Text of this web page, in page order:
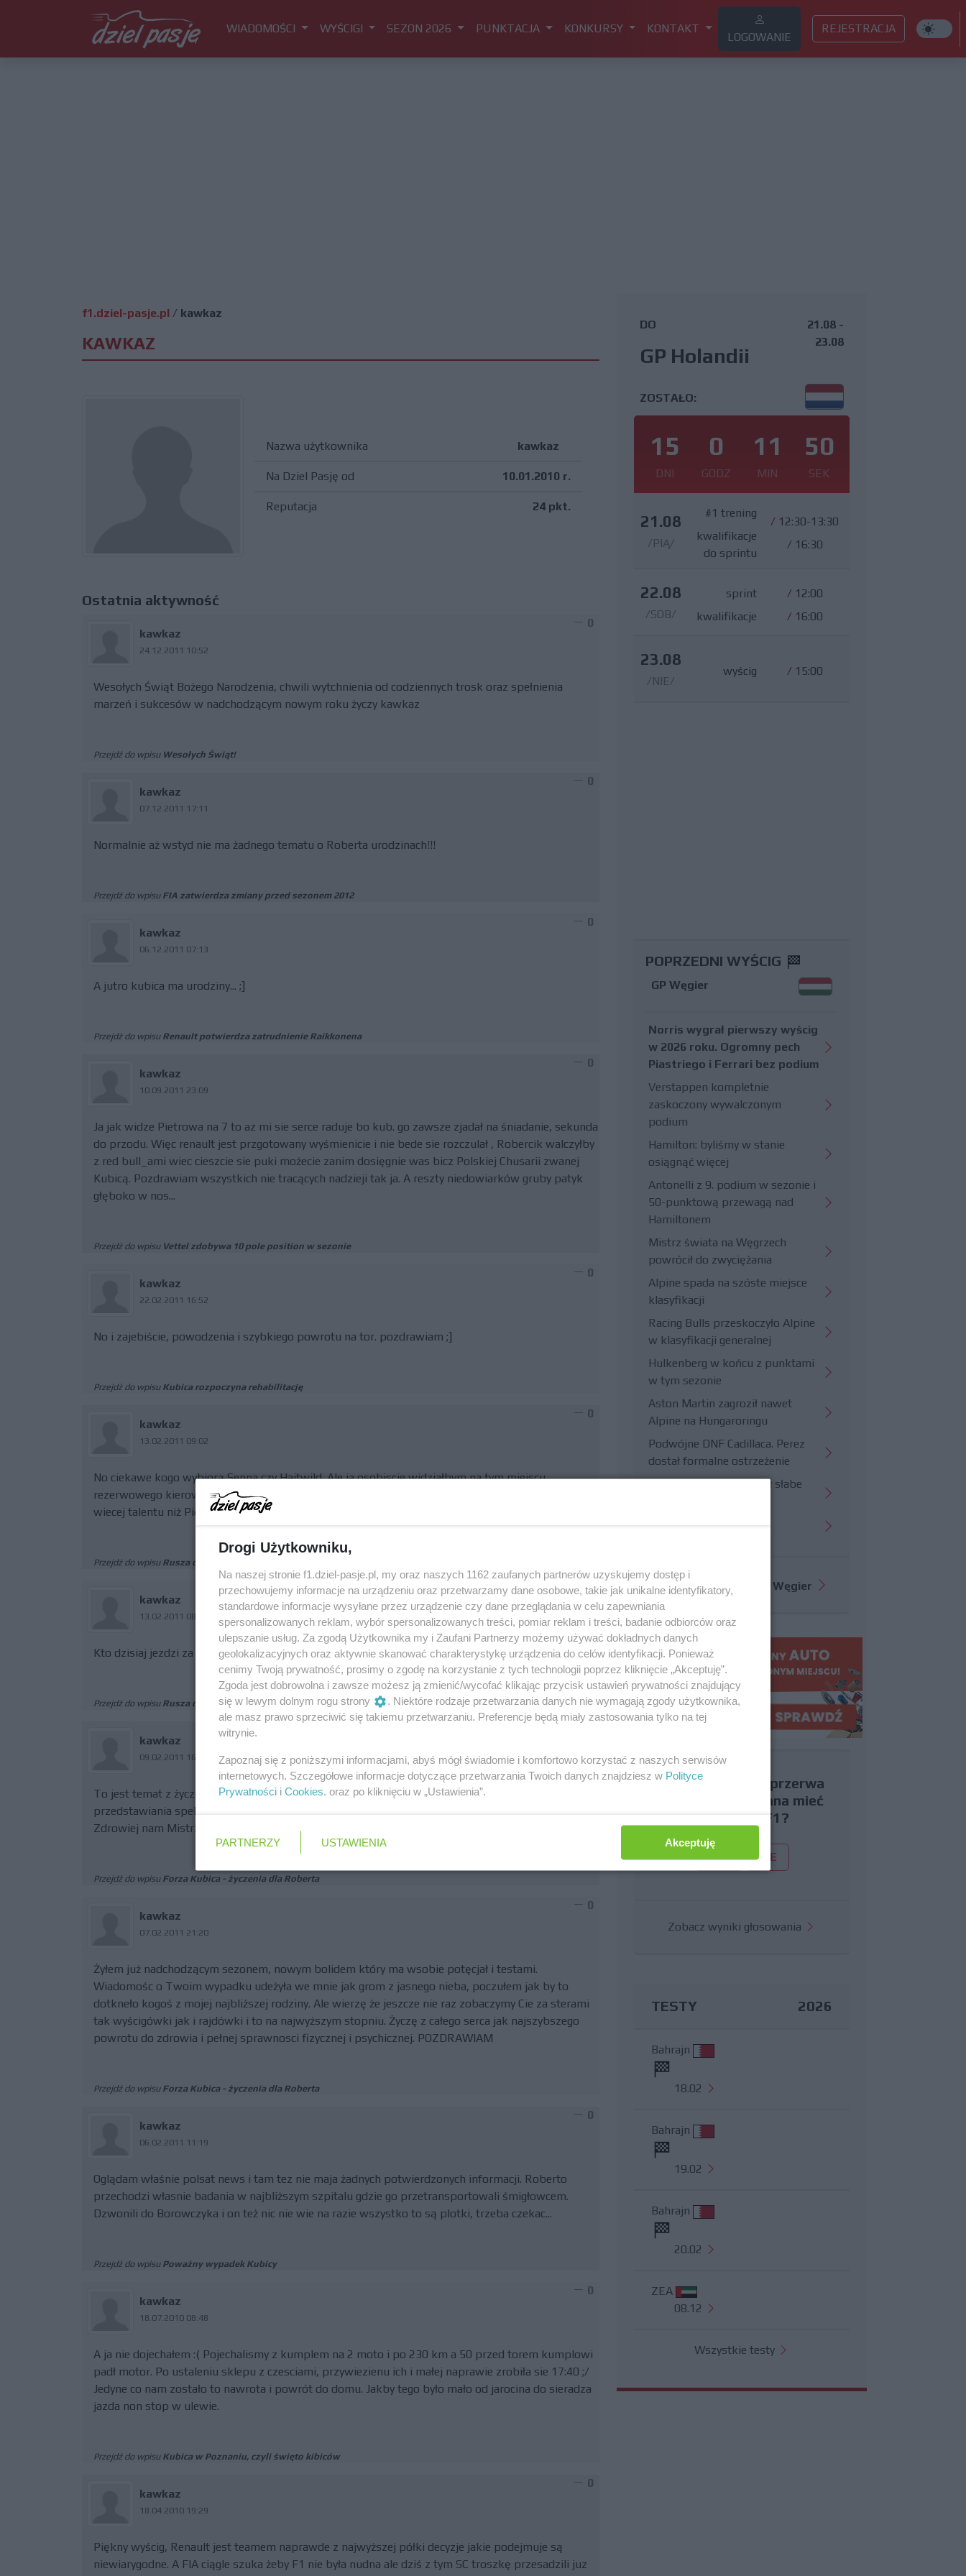
WIADOMOŚCI WYŚCIGI SEZON 2026 PUNKTACJA KONKURSY KONTAKT
LOGOWANIE
REJESTRACJA
f1.dziel-pasje.pl / kawkaz
KAWKAZ
Nazwa użytkownika kawkaz
Na Dziel Pasję od 10.01.2010 r.
Reputacja 24 pkt.
Ostatnia aktywność
kawkaz
24.12.2011 10:52
0
Wesołych Świąt Bożego Narodzenia, chwili wytchnienia od codziennych trosk oraz spełnienia
marzeń i sukcesów w nadchodzącym nowym roku życzy kawkaz
Przejdź do wpisu Wesołych Świąt!
kawkaz
07.12.2011 17:11
0
Normalnie aż wstyd nie ma żadnego tematu o Roberta urodzinach!!!
Przejdź do wpisu FIA zatwierdza zmiany przed sezonem 2012
kawkaz
06.12.2011 07:13
0
A jutro kubica ma urodziny... ;]
Przejdź do wpisu Renault potwierdza zatrudnienie Raikkonena
kawkaz
10.09.2011 23:09
0
Ja jak widze Pietrowa na 7 to az mi sie serce raduje bo kub. go zawsze zjadał na śniadanie, sekunda
do przodu. Więc renault jest przgotowany wyśmienicie i nie bede sie rozczulał , Robercik walczyłby
z red bull_ami wiec cieszcie sie puki możecie zanim dosięgnie was bicz Polskiej Chusarii zwanej
Kubicą. Pozdrawiam wszystkich nie tracących nadzieji tak ja. A reszty niedowiarków gruby patyk
głęboko w nos...
Przejdź do wpisu Vettel zdobywa 10 pole position w sezonie
kawkaz
22.02.2011 16:52
0
No i zajebiście, powodzenia i szybkiego powrotu na tor. pozdrawiam ;]
Przejdź do wpisu Kubica rozpoczyna rehabilitację
kawkaz
13.02.2011 09:02
0
No ciekawe kogo wybiorą Senna czy Haitwild. Ale ja osobiscie widziałbym na tym miejscu
rezerwowego kierowce force india Hulkenberga, ma mniej doświadczenia niż Haitwild ale za to
wiecej talentu niż Pietrow z Senną razem wzięci. A renualt wogóle nie bierze go pod uwagę.
Przejdź do wpisu Rusza czwarty dzień testów w Jerez
kawkaz
13.02.2011 08:54
0
Kto dzisiaj jezdzi za Roberta, Senna ??
Przejdź do wpisu Rusza czwarty dzień testów w Jerez
kawkaz
09.02.2011 16:58
To jest temat z życzeniami dla Roberta z rychłym powrotem do zdrowia i na tor a nie do
przedstawiania spekulacji na temat jego kariery. Więc wnoszę o usuwanie takich postów!!!
Zdrowiej nam Mistrzuniu cała polska na Ciebie czeka.
Przejdź do wpisu Forza Kubica - życzenia dla Roberta
kawkaz
07.02.2011 21:20
0
Żyłem już nadchodzącym sezonem, nowym bolidem który ma wsobie potęcjał i testami.
Wiadomośc o Twoim wypadku udeżyła we mnie jak grom z jasnego nieba, poczułem jak by to
dotkneło kogoś z mojej najbliższej rodziny. Ale wierzę że jeszcze nie raz zobaczymy Cie za sterami
tak wyścigówki jak i rajdówki i to na najwyższym stopniu. Życzę z całego serca jak najszybszego
powrotu do zdrowia i pełnej sprawnosci fizycznej i psychicznej. POZDRAWIAM
Przejdź do wpisu Forza Kubica - życzenia dla Roberta
kawkaz
06.02.2011 11:19
0
Oglądam właśnie polsat news i tam tez nie maja żadnych potwierdzonych informacji. Roberto
przechodzi własnie badania w najbliższym szpitalu gdzie go przetransportowali śmigłowcem.
Dzwonili do Borowczyka i on też nic nie wie na razie wszystko to są plotki, trzeba czekac...
Przejdź do wpisu Poważny wypadek Kubicy
kawkaz
18.07.2010 08:48
0
A ja nie dojechałem :( Pojechalismy z kumplem na 2 moto i po 230 km a 50 przed torem kumplowi
padł motor. Po ustaleniu sklepu z czesciami, przywiezienu ich i małej naprawie zrobiła sie 17:40 ;/
Jedyne co nam zostało to nawrota i powrót do domu. Jakby tego było mało od jarocina do sieradza
jazda non stop w ulewie.
Przejdź do wpisu Kubica w Poznaniu, czyli święto kibiców
kawkaz
18.04.2010 19:29
0
Piękny wyścig, Renault jest teamem naprawde z najwyższej półki decyzje jakie podejmuje są
niewiarygodne. A FIA ciągle szuka żeby F1 nie była nudna ale dziś z tym SC troszkę przesadzili juz
DO
GP Holandii
21.08 -
23.08
ZOSTAŁO:
15
DNI
0
GODZ
11
MIN
49
SEK
21.08
/PIĄ/
#1 trening
kwalifikacje
do sprintu
/ 12:30-13:30
/ 16:30
22.08
/SOB/
sprint
kwalifikacje
/ 12:00
/ 16:00
23.08
/NIE/
wyścig / 15:00
POPRZEDNI WYŚCIG
GP Węgier
Norris wygrał pierwszy wyścig
w 2026 roku. Ogromny pech
Piastriego i Ferrari bez podium
Verstappen kompletnie
zaskoczony wywalczonym
podium
Hamilton: byliśmy w stanie
osiągnąć więcej
Antonelli z 9. podium w sezonie i
50-punktową przewagą nad
Hamiltonem
Mistrz świata na Węgrzech
powrócił do zwyciężania
Alpine spada na szóste miejsce
klasyfikacji
Racing Bulls przeskoczyło Alpine
w klasyfikacji generalnej
Hulkenberg w końcu z punktami
w tym sezonie
Aston Martin zagroził nawet
Alpine na Hungaroringu
Podwójne DNF Cadillaca. Perez
dostał formalne ostrzeżenie
Hungaroring potwierdził słabe
Więcej informacji o GP Węgier
Czy uważasz, że przerwa
wakacyjna powinna mieć
miejsce w F1?
TAK NIE
Zobacz wyniki głosowania
TESTY 2026
Bahrajn
18.02
Bahrajn
19.02
Bahrajn
20.02
ZEA
08.12
Wszystkie testy
Drogi Użytkowniku,
Na naszej stronie f1.dziel-pasje.pl, my oraz naszych 1162 zaufanych partnerów uzyskujemy dostęp i
przechowujemy informacje na urządzeniu oraz przetwarzamy dane osobowe, takie jak unikalne identyfikatory,
standardowe informacje wysyłane przez urządzenie czy dane przeglądania w celu zapewniania
spersonalizowanych reklam, wybór spersonalizowanych treści, pomiar reklam i treści, badanie odbiorców oraz
ulepszanie usług. Za zgodą Użytkownika my i Zaufani Partnerzy możemy używać dokładnych danych
geolokalizacyjnych oraz aktywnie skanować charakterystykę urządzenia do celów identyfikacji. Ponieważ
cenimy Twoją prywatność, prosimy o zgodę na korzystanie z tych technologii poprzez kliknięcie „Akceptuję”.
Zgoda jest dobrowolna i zawsze możesz ją zmienić/wycofać klikając przycisk ustawień prywatności znajdujący
się w lewym dolnym rogu strony
. Niektóre rodzaje przetwarzania danych nie wymagają zgody użytkownika,
ale masz prawo sprzeciwić się takiemu przetwarzaniu. Preferencje będą miały zastosowania tylko na tej
witrynie.
Zapoznaj się z poniższymi informacjami, abyś mógł świadomie i komfortowo korzystać z naszych serwisów
internetowych. Szczegółowe informacje dotyczące przetwarzania Twoich danych znajdziesz w Polityce
Prywatności i Cookies. oraz po kliknięciu w „Ustawienia”.
PARTNERZY USTAWIENIA Akceptuję